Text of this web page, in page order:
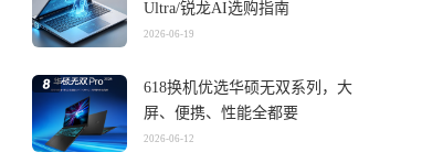
Ultra/锐龙AI选购指南
2026-06-19
618换机优选华硕无双系列，大
屏、便携、性能全都要
2026-06-12